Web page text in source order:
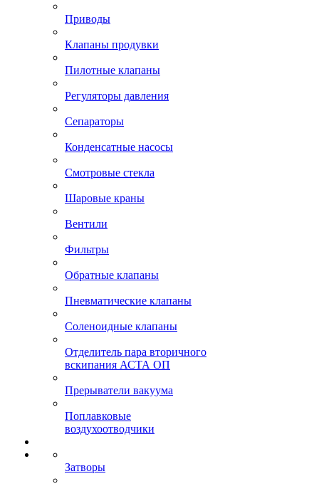
Приводы
Клапаны продувки
Пилотные клапаны
Регуляторы давления
Сепараторы
Конденсатные насосы
Смотровые стекла
Шаровые краны
Вентили
Фильтры
Обратные клапаны
Пневматические клапаны
Соленоидные клапаны
Отделитель пара вторичного
вскипания АСТА ОП
Прерыватели вакуума
Поплавковые
воздухоотводчики
Затворы